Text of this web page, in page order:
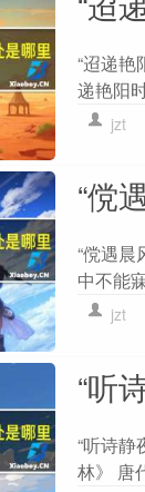
“迢递艳
递艳阳
jzt
“傥
“傥遇晨
中不能
jzt
“听
“听诗静
林》 唐